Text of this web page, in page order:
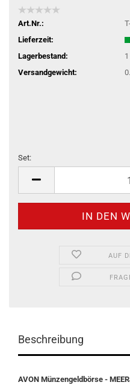
Art.Nr.:
Lieferzeit:
Lagerbestand:
1
Versandgewicht:
Set:
AUF
Beschreibung
AVON Münzengeldbörse -